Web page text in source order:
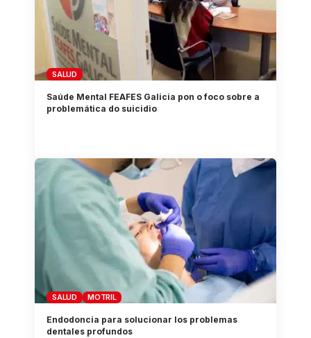
SALUD
Saúde Mental FEAFES Galicia pon o foco sobre a
problemática do suicidio
SALUD MOTRIL
Endodoncia para solucionar los problemas
dentales profundos